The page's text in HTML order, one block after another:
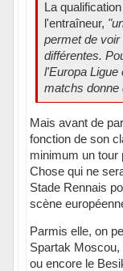
La
l'entraîneur,
permet de voir
différentes.
l'Europa Ligue
matchs donne
Mais avant de
fonction de son
minimum un tour
Chose qui ne
Stade Rennais
scène
Parmis elle, on
Spartak Moscou,
ou encore le